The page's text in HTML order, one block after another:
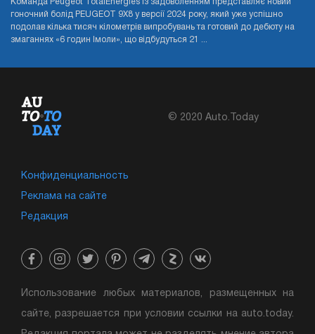
Команда Peugeot TotalEnergies із задоволенням представляє новий
гоночний болід PEUGEOT 9X8 у версії 2024 року, який уже успішно
подолав кілька тисяч кілометрів випробувань та готовий до дебюту на
змаганнях «6 годин Імоли», що відбудуться 21 ...
© 2020 Auto.Today
Конфиденциальность
Реклама на сайте
Редакция
Использование любых материалов, размещенных на
сайте, разрешается при условии ссылки на auto.today.